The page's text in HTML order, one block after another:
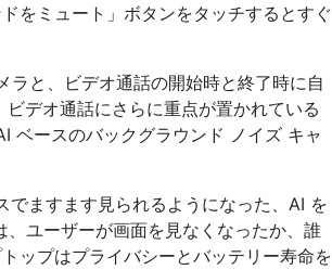
をミュート」ボタンをタッチするとすぐ
と、ビデオ通話の開始時と終了時に自
デオ通話にさらに重点が置かれている
ベースのバックグラウンド ノイズ キャ
ますます見られるようになった、AI を
ユーザーが画面を見なくなったか、誰
ップはプライバシーとバッテリー寿命を